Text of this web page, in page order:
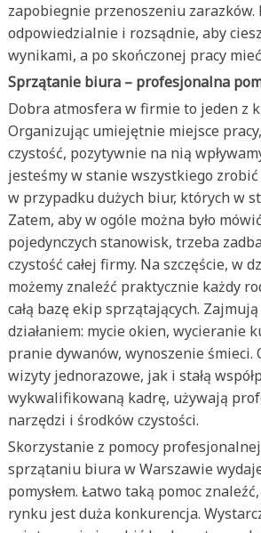
zapobiegnie przenoszeniu zarazków.
odpowiedzialnie i rozsądnie, aby
wynikami, a po skończonej pracy mieć
Sprzątanie biura – profesjonalna
Dobra atmosfera w firmie to jeden z
Organizując umiejętnie miejsce
czystość, pozytywnie na nią
jesteśmy w stanie wszystkiego
w przypadku dużych biur, których w
Zatem, aby w ogóle można było
pojedynczych stanowisk, trzeba
czystość całej firmy. Na szczęście, w
możemy znaleźć praktycznie każdy
całą bazę ekip sprzątających.
działaniem: mycie okien, wycieranie
pranie dywanów, wynoszenie śmieci.
wizyty jednorazowe, jak i stałą
wykwalifikowaną kadrę, używają
narzędzi i środków czystości.
Skorzystanie z pomocy
sprzątaniu biura w Warszawie
pomysłem. Łatwo taką pomoc
rynku jest duża konkurencja.